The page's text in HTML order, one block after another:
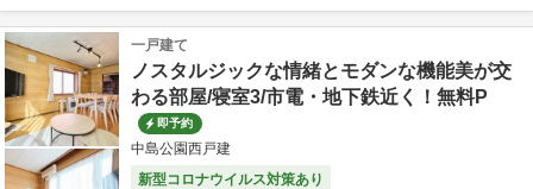
一戸建て
ノスタルジックな情緒とモダンな機能美が交
わる部屋/寝室3/市電・地下鉄近く！無料P
即予約
中島公園西戸建
新型コロナウイルス対策あり